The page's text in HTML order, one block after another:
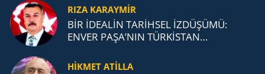
RIZA KARAYMIR
BİR İDEALİN TARİHSEL İZDÜŞÜMÜ:
ENVER PAŞA’NIN TÜRKİSTAN
TEŞKİLATI’NA UZANAN MİRASI
HİKMET ATİLLA